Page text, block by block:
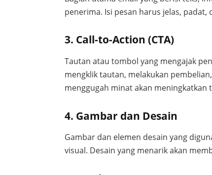
penerima. Isi pesan harus jelas,
3. Call-to-Action (CTA)
Tautan atau tombol yang mengajak
mengklik tautan, melakukan
menggugah minat akan meningkatkan
4. Gambar dan Desain
Gambar dan elemen desain yang
visual. Desain yang menarik akan